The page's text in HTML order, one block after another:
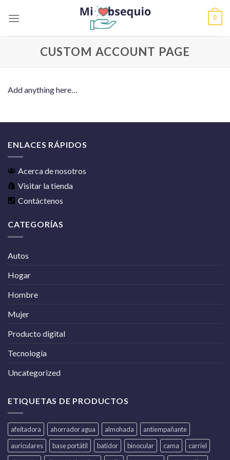
0
CUSTOM ACCOUNT PAGE
Add anything here…
ENLACES RÁPIDOS
Acerca de nosotros
Visitar la tienda
Contáctenos
CATEGORÍAS
Autos
Hogar
Hombre
Mujer
Producto digital
Tecnología
Uncategorized
ETIQUETAS DE PRODUCTOS
afeitadora ahorrador agua almohada
antiempañante
auriculares
base portátil batidor binocular cama
carriel